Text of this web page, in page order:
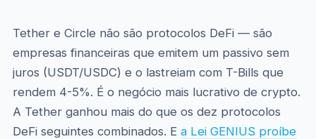
Tether e Circle não são protocolos DeFi — são
empresas financeiras que emitem um passivo sem
juros (USDT/USDC) e o lastreiam com T-Bills que
rendem 4-5%. É o negócio mais lucrativo de crypto.
A Tether ganhou mais do que os dez protocolos
DeFi seguintes combinados. E a Lei GENIUS proíbe